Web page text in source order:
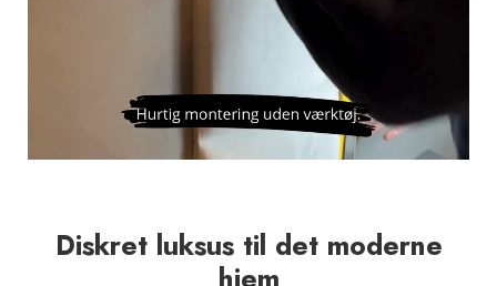
Diskret luksus til det moderne